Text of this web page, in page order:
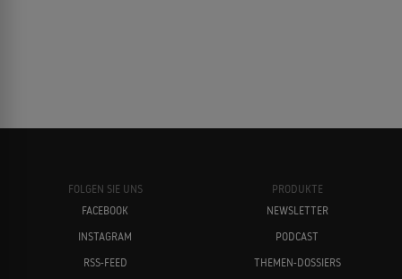
FOLGEN SIE UNS
FACEBOOK
INSTAGRAM
RSS-FEED
PRODUKTE
NEWSLETTER
PODCAST
THEMEN-DOSSIERS